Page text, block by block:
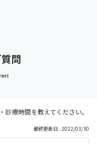
問
診療時間を教えてください。
最終更新日 : 2022/03/30